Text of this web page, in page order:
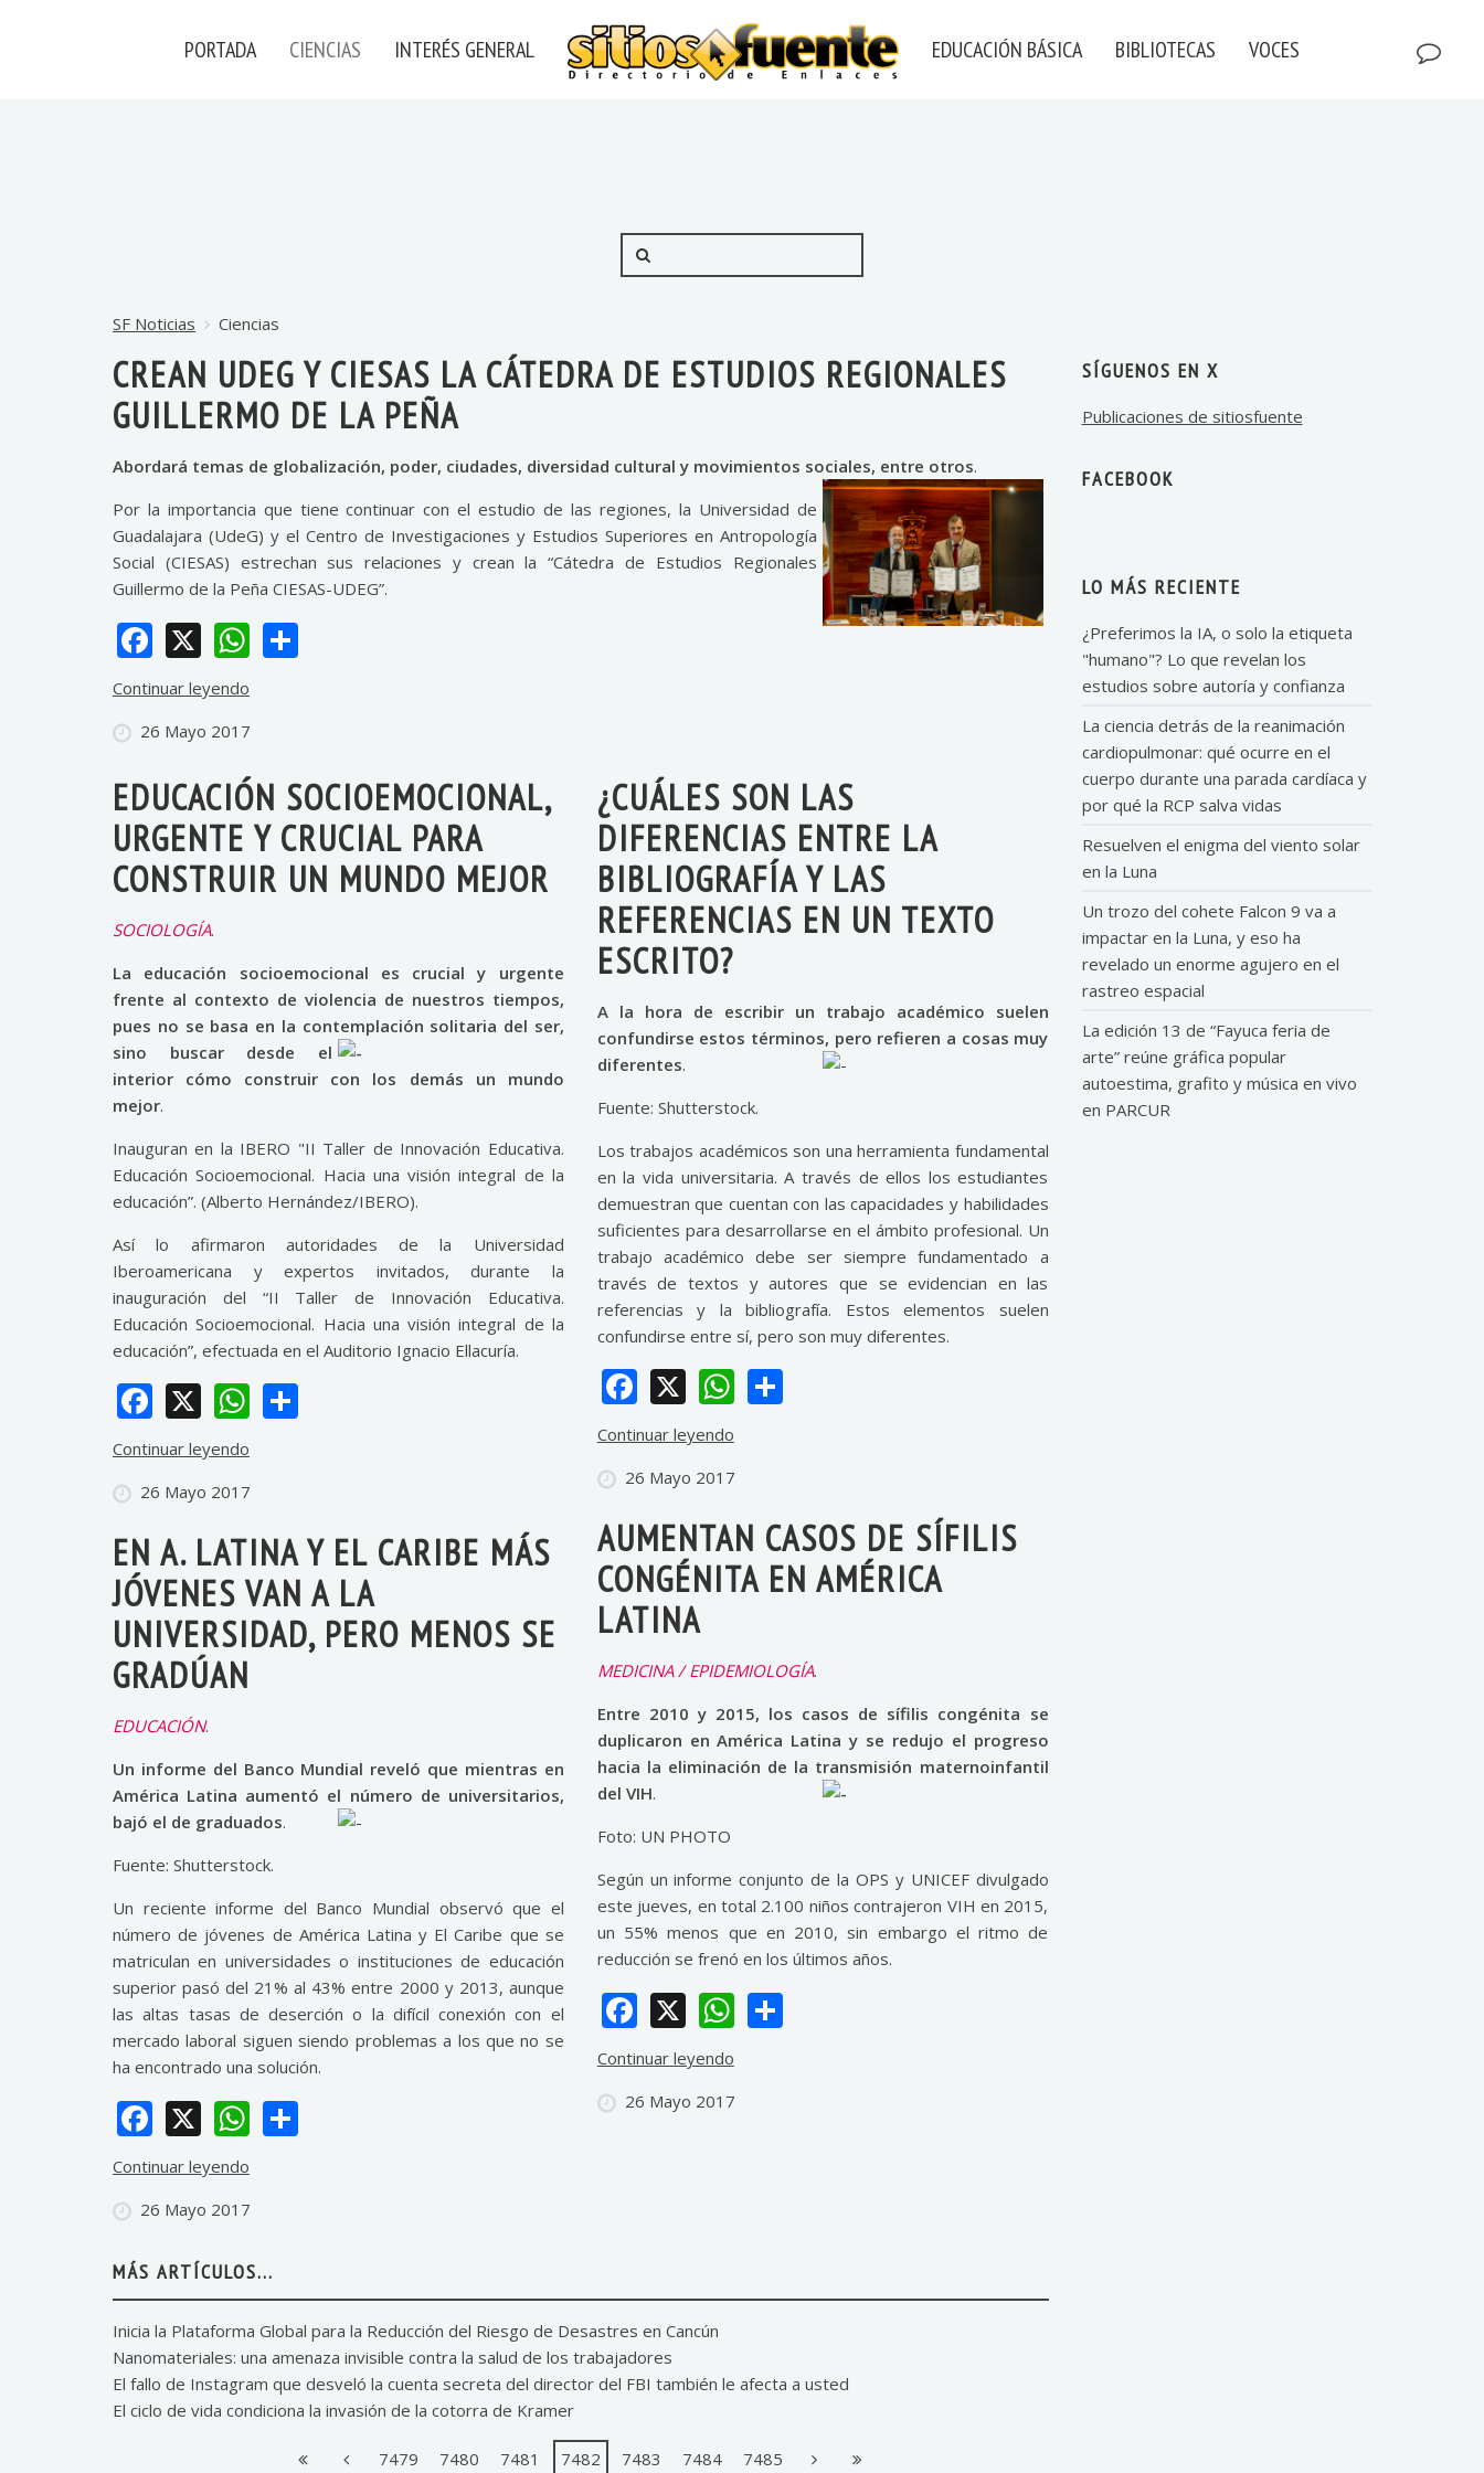
PORTADA CIENCIAS INTERÉS GENERAL EDUCACIÓN BÁSICA BIBLIOTECAS VOCES
SF Noticias Ciencias
CREAN UDEG Y CIESAS LA CÁTEDRA DE ESTUDIOS REGIONALES
GUILLERMO DE LA PEÑA
Abordará temas de globalización, poder, ciudades, diversidad cultural y movimientos sociales, entre otros.
Por la importancia que tiene continuar con el estudio de las regiones, la Universidad de
Guadalajara (UdeG) y el Centro de Investigaciones y Estudios Superiores en Antropología
Social (CIESAS) estrechan sus relaciones y crean la “Cátedra de Estudios Regionales
Guillermo de la Peña CIESAS-UDEG”.
Facebook
X WhatsApp
Continuar leyendo
26 Mayo 2017
EDUCACIÓN SOCIOEMOCIONAL,
URGENTE Y CRUCIAL PARA
CONSTRUIR UN MUNDO MEJOR
SOCIOLOGÍA.
La educación socioemocional es crucial y urgente
frente al contexto de violencia de nuestros tiempos,
pues no se basa en la contemplación solitaria del ser,
sino buscar desde el
interior cómo construir con los demás un mundo
mejor.
Inauguran en la IBERO "II Taller de Innovación Educativa.
Educación Socioemocional. Hacia una visión integral de la
educación”. (Alberto Hernández/IBERO).
Así lo afirmaron autoridades de la Universidad
Iberoamericana y expertos invitados, durante la
inauguración del “II Taller de Innovación Educativa.
Educación Socioemocional. Hacia una visión integral de la
educación”, efectuada en el Auditorio Ignacio Ellacuría.
Facebook
X WhatsApp
Continuar leyendo
26 Mayo 2017
EN A. LATINA Y EL CARIBE MÁS
JÓVENES VAN A LA
UNIVERSIDAD, PERO MENOS SE
GRADÚAN
EDUCACIÓN.
Un informe del Banco Mundial reveló que mientras en
América Latina aumentó el número de universitarios,
bajó el de graduados.
Fuente: Shutterstock.
Un reciente informe del Banco Mundial observó que el
número de jóvenes de América Latina y El Caribe que se
matriculan en universidades o instituciones de educación
superior pasó del 21% al 43% entre 2000 y 2013, aunque
las altas tasas de deserción o la difícil conexión con el
mercado laboral siguen siendo problemas a los que no se
ha encontrado una solución.
Facebook
X WhatsApp
Continuar leyendo
26 Mayo 2017
¿CUÁLES SON LAS
DIFERENCIAS ENTRE LA
BIBLIOGRAFÍA Y LAS
REFERENCIAS EN UN TEXTO
ESCRITO?
A la hora de escribir un trabajo académico suelen
confundirse estos términos, pero refieren a cosas muy
diferentes.
Fuente: Shutterstock.
Los trabajos académicos son una herramienta fundamental
en la vida universitaria. A través de ellos los estudiantes
demuestran que cuentan con las capacidades y habilidades
suficientes para desarrollarse en el ámbito profesional. Un
trabajo académico debe ser siempre fundamentado a
través de textos y autores que se evidencian en las
referencias y la bibliografía. Estos elementos suelen
confundirse entre sí, pero son muy diferentes.
Facebook
X WhatsApp
Share
Continuar leyendo
26 Mayo 2017
AUMENTAN CASOS DE SÍFILIS
CONGÉNITA EN AMÉRICA
LATINA
MEDICINA / EPIDEMIOLOGÍA.
Entre 2010 y 2015, los casos de sífilis congénita se
duplicaron en América Latina y se redujo el progreso
hacia la eliminación de la transmisión maternoinfantil
del VIH.
Foto: UN PHOTO
Según un informe conjunto de la OPS y UNICEF divulgado
este jueves, en total 2.100 niños contrajeron VIH en 2015,
un 55% menos que en 2010, sin embargo el ritmo de
reducción se frenó en los últimos años.
Facebook
X WhatsApp
Share
Continuar leyendo
26 Mayo 2017
MÁS ARTÍCULOS...
Inicia la Plataforma Global para la Reducción del Riesgo de Desastres en Cancún
Nanomateriales: una amenaza invisible contra la salud de los trabajadores
El fallo de Instagram que desveló la cuenta secreta del director del FBI también le afecta a usted
El ciclo de vida condiciona la invasión de la cotorra de Kramer
7479 7480 7481 7482 7483 7484 7485
SÍGUENOS EN X
Publicaciones de sitiosfuente
FACEBOOK
LO MÁS RECIENTE
¿Preferimos la IA, o solo la etiqueta
"humano"? Lo que revelan los
estudios sobre autoría y confianza
La ciencia detrás de la reanimación
cardiopulmonar: qué ocurre en el
cuerpo durante una parada cardíaca y
por qué la RCP salva vidas
Resuelven el enigma del viento solar
en la Luna
Un trozo del cohete Falcon 9 va a
impactar en la Luna, y eso ha
revelado un enorme agujero en el
rastreo espacial
La edición 13 de “Fayuca feria de
arte” reúne gráfica popular
autoestima, grafito y música en vivo
en PARCUR